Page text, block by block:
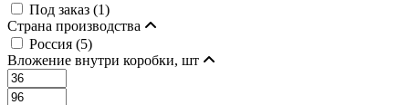
Под заказ (1)
Страна производства
Россия (5)
Вложение внутри коробки, шт